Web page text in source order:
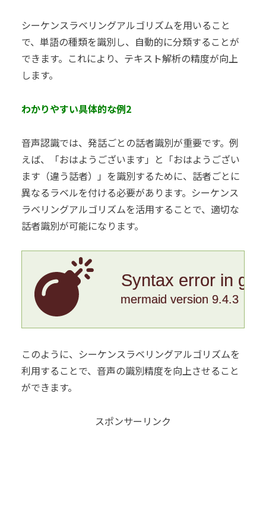
シーケンスラベリングアルゴリズムを用いること
で、単語の種類を識別し、自動的に分類することが
できます。これにより、テキスト解析の精度が向上
します。
わかりやすい具体的な例2
音声認識では、発話ごとの話者識別が重要です。例
えば、「おはようございます」と「おはようござい
ます（違う話者）」を識別するために、話者ごとに
異なるラベルを付ける必要があります。シーケンス
ラベリングアルゴリズムを活用することで、適切な
話者識別が可能になります。
Syntax error in
mermaid version 9.4.3
このように、シーケンスラベリングアルゴリズムを
利用することで、音声の識別精度を向上させること
ができます。
スポンサーリンク